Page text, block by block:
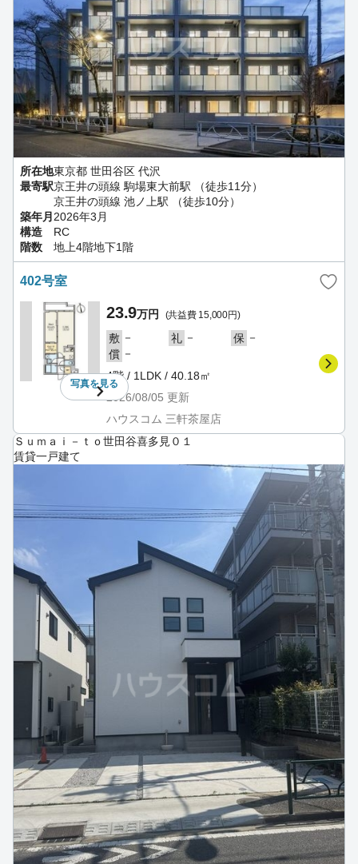
所在地東京都 世田谷区 代沢
最寄駅京王井の頭線 駒場東大前駅 （徒歩11分）
京王井の頭線 池ノ上駅 （徒歩10分）
築年月 2026年3月
構造
RC
階数
地上4階地下1階
402号室
写真を見る
23.9万円 (共益費 15,000円)
敷 － 礼 － 保 －
償 －
4階 / 1LDK / 40.18㎡
2026/08/05 更新
ハウスコム 三軒茶屋店
Ｓｕｍａｉ－ｔｏ世田谷喜多見０１
賃貸一戸建て